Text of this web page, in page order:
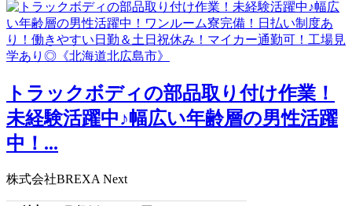
トラックボディの部品取り付け作業！
未経験活躍中♪幅広い年齢層の男性活躍
中！...
株式会社BREXA Next